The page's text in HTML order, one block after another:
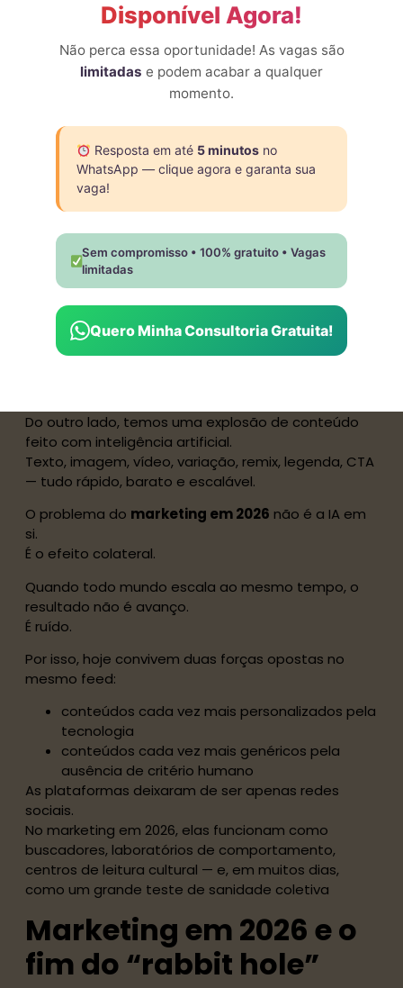
Eles não dependem mais de likes, comentários ou
seguidores para decidir o que merece atenção.
marketing em 2026, os algoritmos observam
microcomportamentos:
pausa, se assiste até o fim — mesmo sem interagir.
Em 2026, o algoritmo não pergunta mais:
“isso engajou?”
Ele pergunta:
Isso muda completamente a lógica de alcance,
relevância e crescimento.
Conteúdo com IA em
escala: quando
Do outro lado, temos uma explosão de conteúdo
feito com inteligência artificial.
Texto, imagem, vídeo, variação, remix, legenda, CTA
— tudo rápido, barato e escalável.
O problema do marketing em 2026 não é a IA em
si.
É o efeito colateral.
Quando todo mundo escala ao mesmo tempo, o
resultado não é avanço.
É ruído.
Por isso, hoje convivem duas forças opostas no
mesmo feed:
conteúdos cada vez mais personalizados pela
tecnologia
conteúdos cada vez mais genéricos pela
ausência de critério humano
As plataformas deixaram de ser apenas redes
sociais.
No marketing em 2026, elas funcionam como
buscadores, laboratórios de comportamento,
centros de leitura cultural — e, em muitos dias,
como um grande teste de sanidade coletiva
Marketing em 2026 e o
fim do “rabbit hole”
Disponível Agora!
Não perca essa oportunidade! As vagas são
limitadas e podem acabar a qualquer
momento.
Resposta em até 5 minutos no
WhatsApp — clique agora e garanta sua
vaga!
Sem compromisso • 100% gratuito • Vagas
limitadas
Quero Minha Consultoria Gratuita!